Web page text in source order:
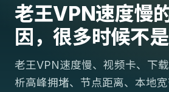
老王VPN速度慢
因，很多时候不
老王VPN速度慢、视频卡、下
析高峰拥堵、节点距离、本地宽